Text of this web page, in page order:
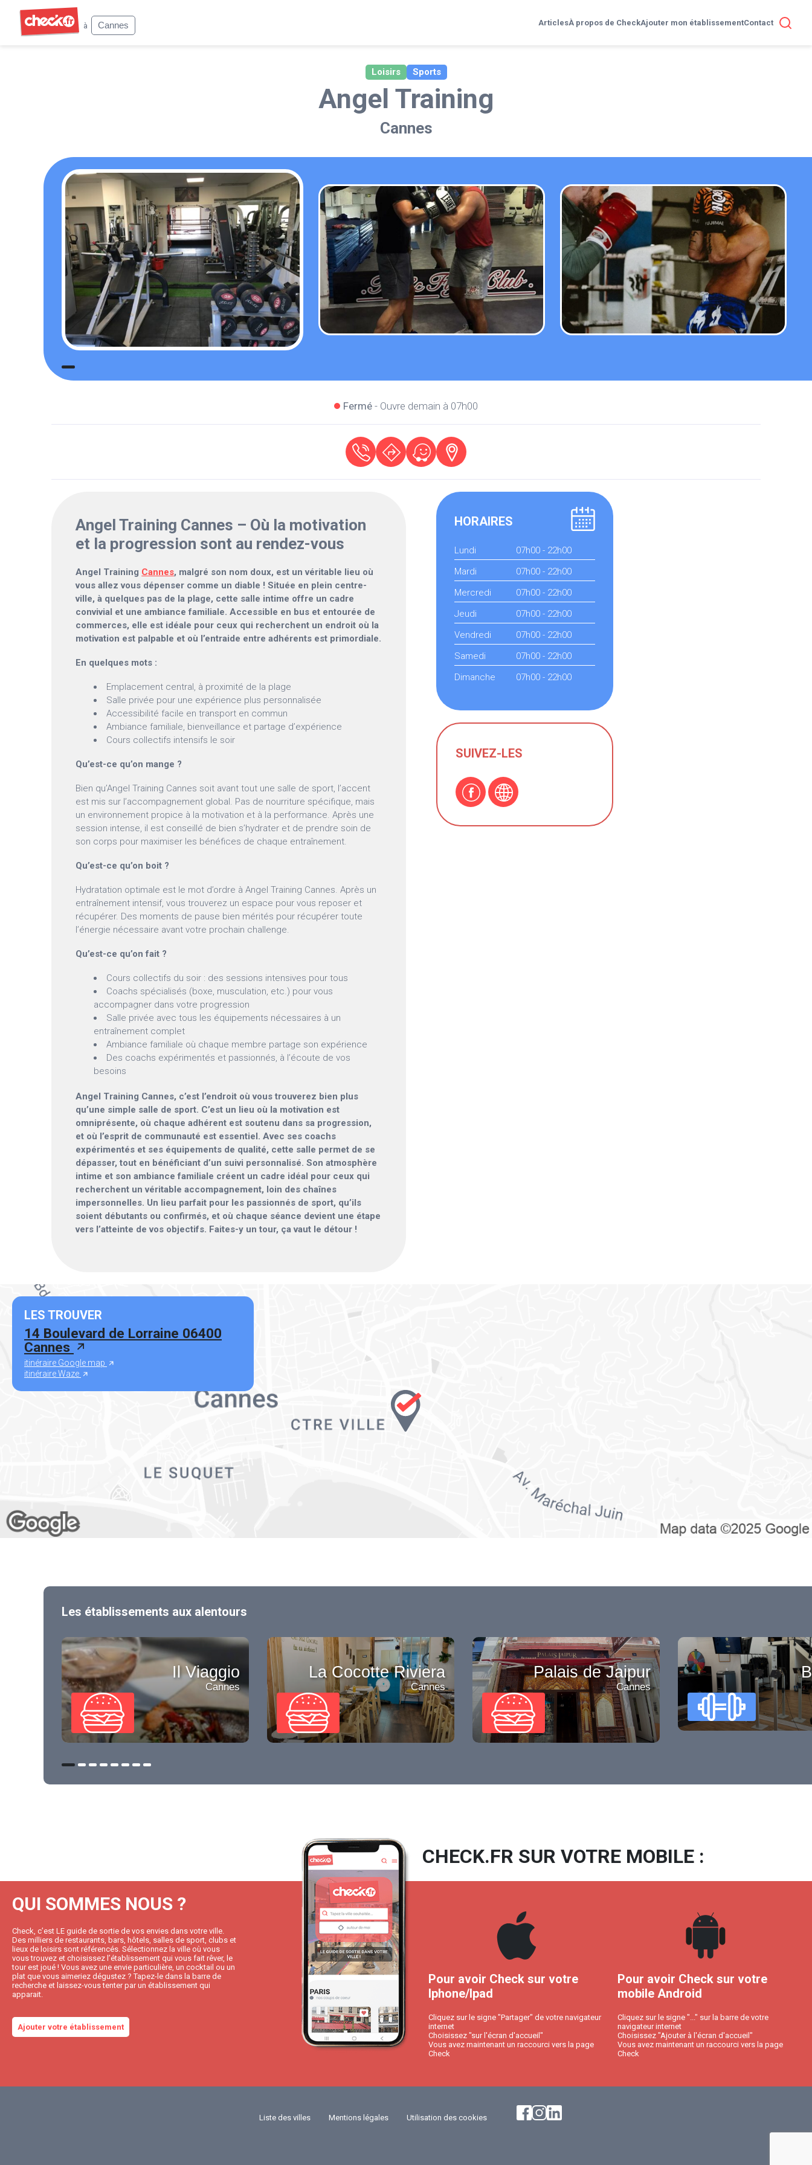
à
Cannes ArticlesÀ propos de CheckAjouter mon établissementContact
Loisirs Sports
Angel Training
Cannes
Fermé - Ouvre demain à 07h00
Angel Training Cannes – Où la motivation
et la progression sont au rendez-vous
Angel Training Cannes, malgré son nom doux, est un véritable lieu où
vous allez vous dépenser comme un diable ! Située en plein centre-
ville, à quelques pas de la plage, cette salle intime offre un cadre
convivial et une ambiance familiale. Accessible en bus et entourée de
commerces, elle est idéale pour ceux qui recherchent un endroit où la
motivation est palpable et où l’entraide entre adhérents est primordiale.
En quelques mots :
Emplacement central, à proximité de la plage
Salle privée pour une expérience plus personnalisée
Accessibilité facile en transport en commun
Ambiance familiale, bienveillance et partage d’expérience
Cours collectifs intensifs le soir
Qu’est-ce qu’on mange ?
Bien qu’Angel Training Cannes soit avant tout une salle de sport, l’accent
est mis sur l’accompagnement global. Pas de nourriture spécifique, mais
un environnement propice à la motivation et à la performance. Après une
session intense, il est conseillé de bien s’hydrater et de prendre soin de
son corps pour maximiser les bénéfices de chaque entraînement.
Qu’est-ce qu’on boit ?
Hydratation optimale est le mot d’ordre à Angel Training Cannes. Après un
entraînement intensif, vous trouverez un espace pour vous reposer et
récupérer. Des moments de pause bien mérités pour récupérer toute
l’énergie nécessaire avant votre prochain challenge.
Qu’est-ce qu’on fait ?
Cours collectifs du soir : des sessions intensives pour tous
Coachs spécialisés (boxe, musculation, etc.) pour vous
accompagner dans votre progression
Salle privée avec tous les équipements nécessaires à un
entraînement complet
Ambiance familiale où chaque membre partage son expérience
Des coachs expérimentés et passionnés, à l’écoute de vos
besoins
Angel Training Cannes, c’est l’endroit où vous trouverez bien plus
qu’une simple salle de sport. C’est un lieu où la motivation est
omniprésente, où chaque adhérent est soutenu dans sa progression,
et où l’esprit de communauté est essentiel. Avec ses coachs
expérimentés et ses équipements de qualité, cette salle permet de se
dépasser, tout en bénéficiant d’un suivi personnalisé. Son atmosphère
intime et son ambiance familiale créent un cadre idéal pour ceux qui
recherchent un véritable accompagnement, loin des chaînes
impersonnelles. Un lieu parfait pour les passionnés de sport, qu’ils
soient débutants ou confirmés, et où chaque séance devient une étape
vers l’atteinte de vos objectifs. Faites-y un tour, ça vaut le détour !
HORAIRES
Lundi
07h00 - 22h00
Mardi
07h00 - 22h00
Mercredi
07h00 - 22h00
Jeudi
07h00 - 22h00
Vendredi
07h00 - 22h00
Samedi
07h00 - 22h00
Dimanche
07h00 - 22h00
SUIVEZ-LES
LES TROUVER
14 Boulevard de Lorraine 06400
Cannes
itinéraire Google map
itinéraire Waze
Les établissements aux alentours
Il Viaggio
Cannes
La Cocotte Riviera
Cannes
Palais de Jaipur
Cannes
QUI SOMMES NOUS ?
Check, c’est LE guide de sortie de vos envies dans votre ville.
Des milliers de restaurants, bars, hôtels, salles de sport, clubs et
lieux de loisirs sont référencés. Sélectionnez la ville où vous
vous trouvez et choisissez l’établissement qui vous fait rêver, le
tour est joué ! Vous avez une envie particulière, un cocktail ou un
plat que vous aimeriez dégustez ? Tapez-le dans la barre de
recherche et laissez-vous tenter par un établissement qui
apparait.
Ajouter votre établissement
CHECK.FR SUR VOTRE MOBILE :
Pour avoir Check sur votre
Iphone/Ipad
Cliquez sur le signe "Partager" de votre navigateur
internet
Choisissez "sur l'écran d'accueil"
Vous avez maintenant un raccourci vers la page
Check
Pour avoir Check sur votre
mobile Android
Cliquez sur le signe "..." sur la barre de votre
navigateur internet
Choisissez "Ajouter à l'écran d'accueil"
Vous avez maintenant un raccourci vers la page
Check
Liste des villes Mentions légales Utilisation des cookies